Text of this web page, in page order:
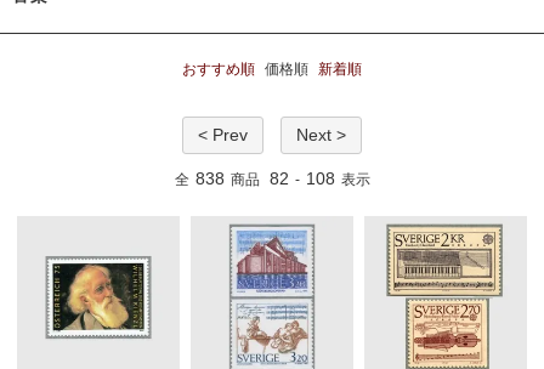
おすすめ順 価格順 新着順
< Prev Next >
全 838 商品 82 - 108 表示